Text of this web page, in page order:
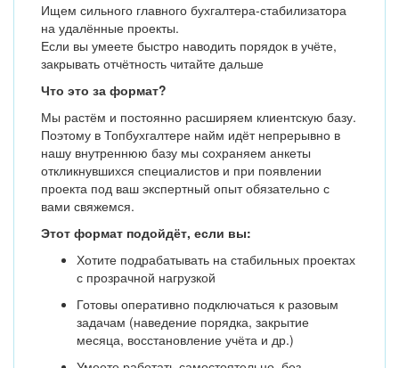
Ищем сильного главного бухгалтера-стабилизатора
на удалённые проекты.
Если вы умеете быстро наводить порядок в учёте,
закрывать отчётность читайте дальше
Что это за формат?
Мы растём и постоянно расширяем клиентскую базу.
Поэтому в Топбухгалтере найм идёт непрерывно в
нашу внутреннюю базу мы сохраняем анкеты
откликнувшихся специалистов и при появлении
проекта под ваш экспертный опыт обязательно с
вами свяжемся.
Этот формат подойдёт, если вы:
Хотите подрабатывать на стабильных проектах
с прозрачной нагрузкой
Готовы оперативно подключаться к разовым
задачам (наведение порядка, закрытие
месяца, восстановление учёта и др.)